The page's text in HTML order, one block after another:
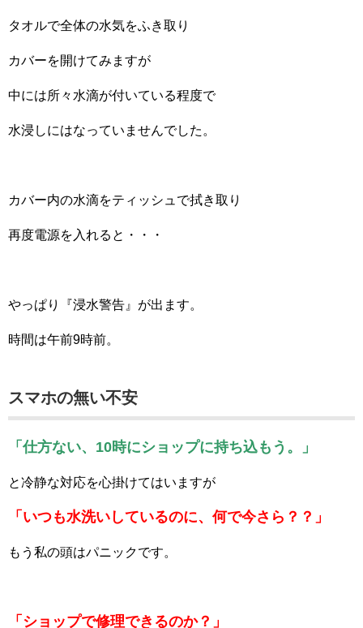
タオルで全体の水気をふき取り
カバーを開けてみますが
中には所々水滴が付いている程度で
水浸しにはなっていませんでした。
カバー内の水滴をティッシュで拭き取り
再度電源を入れると・・・
やっぱり『浸水警告』が出ます。
時間は午前9時前。
スマホの無い不安
「仕方ない、10時にショップに持ち込もう。」
と冷静な対応を心掛けてはいますが
「いつも水洗いしているのに、何で今さら？？」
もう私の頭はパニックです。
「ショップで修理できるのか？」